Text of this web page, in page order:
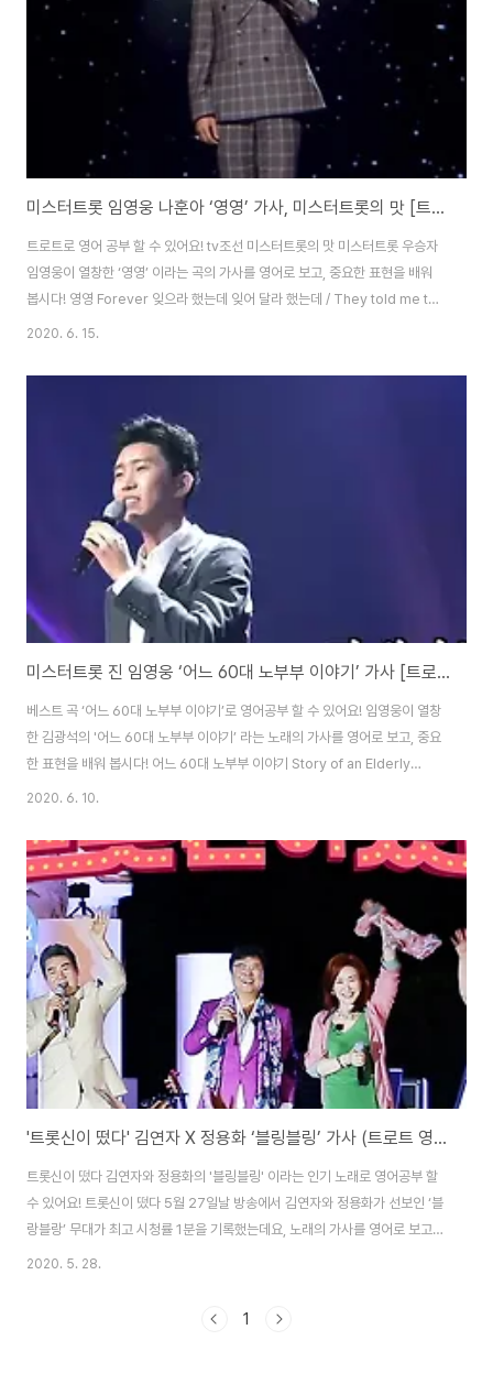
미스터트롯 임영웅 나훈아 ‘영영’ 가사, 미스터트롯의 맛 [트로트 영어로]
트로트로 영어 공부 할 수 있어요! tv조선 미스터트롯의 맛 미스터트롯 우승자
임영웅이 열창한 ‘영영’ 이라는 곡의 가사를 영어로 보고, 중요한 표현을 배워
봅시다! 영영 Forever 잊으라 했는데 잊어 달라 했는데 / They told me to
forget, they told me to forget 그런데도 아직 난 너를 잊지 못하네 / And
forget? What can I do? 세월 가도 아직 난 너를 못 잊어 하네 / Even as
guess I still love you 아마 나는 ..
2020. 6. 15.
미스터트롯 진 임영웅 ‘어느 60대 노부부 이야기’ 가사 [트로트 영어로]
베스트 곡 ‘어느 60대 노부부 이야기’로 영어공부 할 수 있어요! 임영웅이 열창
한 김광석의 '어느 60대 노부부 이야기’ 라는 노래의 가사를 영어로 보고, 중요
한 표현을 배워 봅시다! 어느 60대 노부부 이야기 Story of an Elderly
Couple in Their 60s 곱고 희던 그 손으로 / With your fine, pure hand
vaguely remember 여보 그 때를 기억하오 / Honey, do you
remember 막내아들 대학 시험 / Our youngest son’s university
exam 뜬 눈으로 지새던 밤들 / Those sleepless nights 어렴풋이 생..
2020. 6. 10.
'트롯신이 떴다' 김연자 X 정용화 ‘블링블링’ 가사 (트로트 영어로)
트롯신이 떴다 김연자와 정용화의 '블링블링' 이라는 인기 노래로 영어공부 할
수 있어요! 트롯신이 떴다 5월 27일날 방송에서 김연자와 정용화가 선보인 ‘블
랑블랑’ 무대가 최고 시청률 1분을 기록했는데요, 노래의 가사를 영어로 보고,
중요한 표현을 배워 봅시다! 블링블링 Bling Bling 만남은 인연의 시작 / A
2020. 5. 28.
1